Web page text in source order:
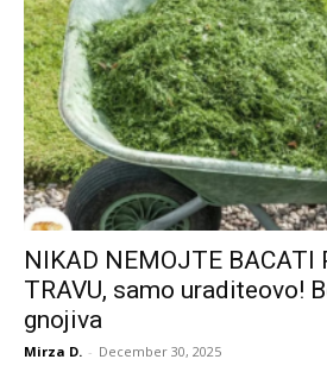
NIKAD NEMOJTE BACATI
TRAVU, samo uraditeovo!
gnojiva
Mirza D. - December 30, 2025